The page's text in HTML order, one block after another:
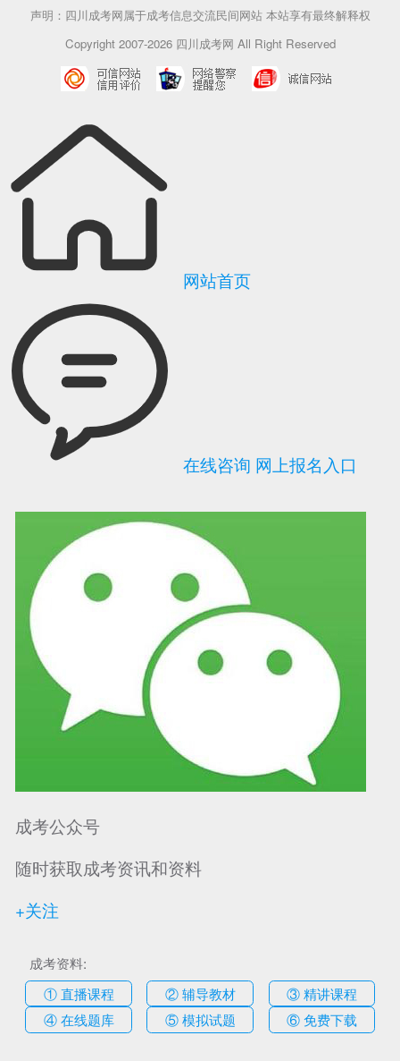
声明：四川成考网属于成考信息交流民间网站 本站享有最终解释权
Copyright 2007-2026 四川成考网 All Right Reserved
可信网站信用评 网络警察提醒你 诚信网站
网站首页
在线咨询 网上报名入口
成考公众号
随时获取成考资讯和资料
+关注
成考资料:
① 直播课程
② 辅导教材
③ 精讲课程
④ 在线题库
⑤ 模拟试题 ⑥ 免费下载